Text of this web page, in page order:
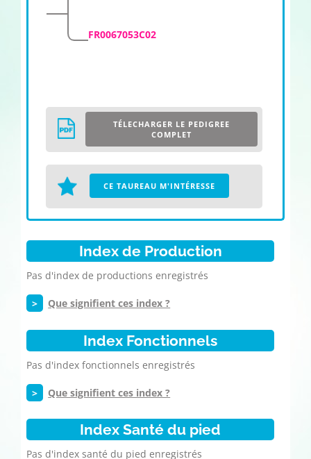
FR0067053C02
TÉLECHARGER LE PEDIGREE
COMPLET
CE TAUREAU M'INTÉRESSE
Index de Production
Pas d'index de productions enregistrés
> Que signifient ces index ?
Index Fonctionnels
Pas d'index fonctionnels enregistrés
> Que signifient ces index ?
Index Santé du pied
Pas d'index santé du pied enregistrés